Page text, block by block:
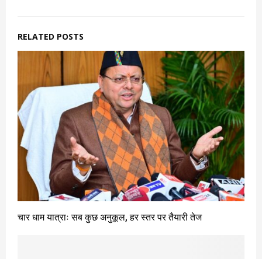
RELATED POSTS
चार धाम यात्राः सब कुछ अनुकूल, हर स्तर पर तैयारी तेज